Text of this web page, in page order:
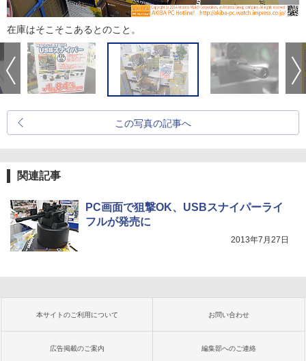
在庫はそこそこあるとのこと。
この写真の記事へ
関連記事
PC画面で狙撃OK、USBスナイパーライ
フルが発売に
2013年7月27日
本サイトのご利用について お問い合わせ
広告掲載のご案内 編集部へのご連絡